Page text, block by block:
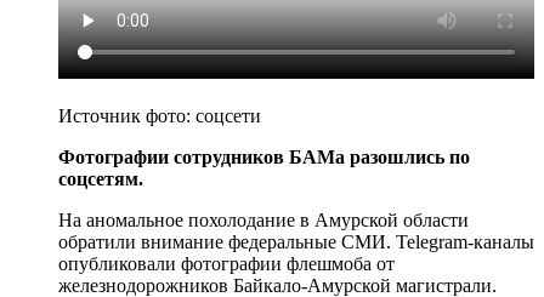
Источник фото: соцсети
Фотографии сотрудников БАМа разошлись по
соцсетям.
На аномальное похолодание в Амурской области
обратили внимание федеральные СМИ. Telegram-каналы
опубликовали фотографии флешмоба от
железнодорожников Байкало-Амурской магистрали.